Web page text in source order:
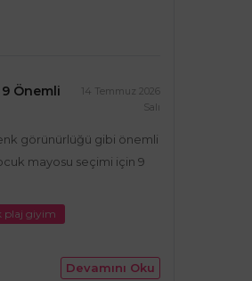
Önemli
14 Temmuz 2026
Salı
görünürlüğü gibi önemli
mayosu seçimi için 9
plaj giyim
Devamını Oku